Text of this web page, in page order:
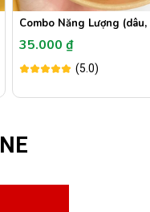
Combo Năng Lượng
35.000 ₫
(5.0)